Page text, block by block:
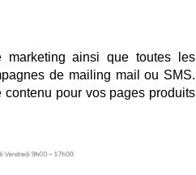
ainsi que toutes les
de mailing mail ou SMS.
pour vos pages produits